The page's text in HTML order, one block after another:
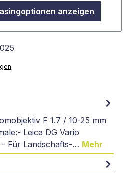
anzeigen
F 1.7 / 10-25 mm
Leica DG Vario
- Für Landschafts-… Mehr